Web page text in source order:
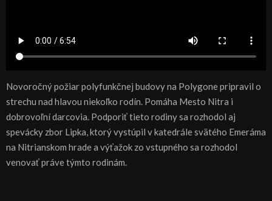
Novoročný požiar polyfunkčnej budovy na Polygone pripravil o
strechu nad hlavou niekoľko rodín. Pomáha Mesto Nitra i
dobrovoľní darcovia. Podporiť tieto rodiny sa rozhodol aj
spevácky zbor Lipka, ktorý vystúpil v katedrále svätého Emeráma
na Nitrianskom hrade a výťažok zo vstupného sa rozhodol
venovať práve týmto rodinám.